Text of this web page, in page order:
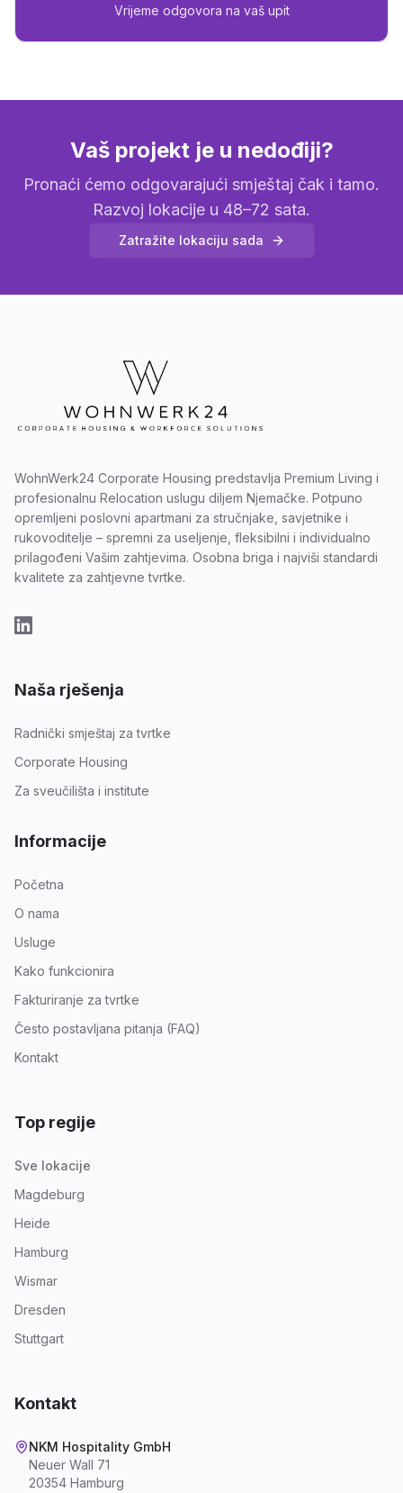
Vrijeme odgovora na vaš upit
Vaš projekt je u nedođiji?
Pronaći ćemo odgovarajući smještaj čak i tamo.
Razvoj lokacije u 48–72 sata.
Zatražite lokaciju sada
WohnWerk24 Corporate Housing predstavlja Premium Living i
profesionalnu Relocation uslugu diljem Njemačke. Potpuno
opremljeni poslovni apartmani za stručnjake, savjetnike i
rukovoditelje – spremni za useljenje, fleksibilni i individualno
prilagođeni Vašim zahtjevima. Osobna briga i najviši standardi
kvalitete za zahtjevne tvrtke.
Naša rješenja
Radnički smještaj za tvrtke
Corporate Housing
Za sveučilišta i institute
Informacije
Početna
O nama
Usluge
Kako funkcionira
Fakturiranje za tvrtke
Često postavljana pitanja (FAQ)
Kontakt
Top regije
Sve lokacije
Magdeburg
Heide
Hamburg
Wismar
Dresden
Stuttgart
Kontakt
NKM Hospitality GmbH
Neuer Wall 71
20354 Hamburg